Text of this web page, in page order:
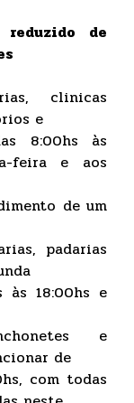
de
clinicas
e
8:00hs às
feira e aos
de um
padarias
às 18:00hs e
e
de
com todas